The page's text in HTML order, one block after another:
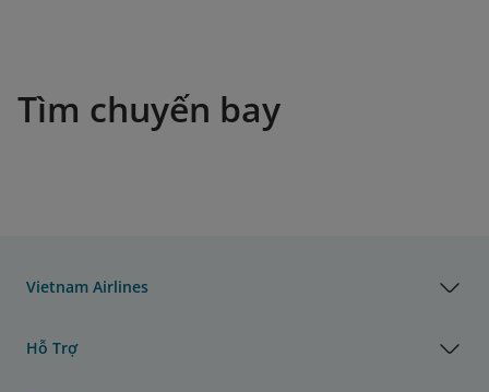
Tìm chuyến bay
Vietnam Airlines
Hỗ Trợ